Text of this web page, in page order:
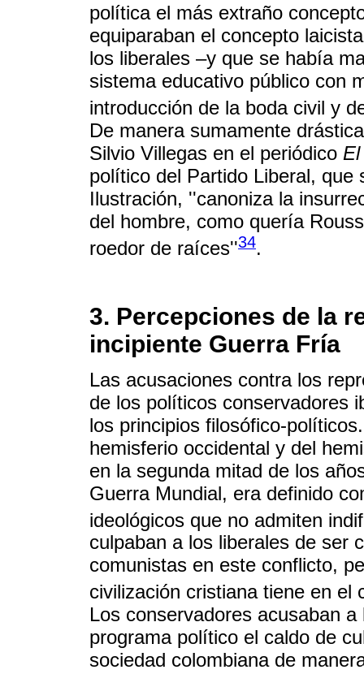
política el más extraño
equiparaban el concepto
los liberales –y que se había
sistema educativo público con
introducción de la boda civil y
De manera sumamente
Silvio Villegas en el periódico
político del Partido Liberal,
Ilustración, ''canoniza la
del hombre, como quería
roedor de raíces''34.
3. Percepciones de la
incipiente Guerra Fría
Las acusaciones contra los
de los políticos conservadores
los principios filosófico-
hemisferio occidental y del
en la segunda mitad de los
Guerra Mundial, era definido
ideológicos que no admiten
culpaban a los liberales de ser
comunistas en este conflicto,
civilización cristiana tiene en el
Los conservadores acusaban
programa político el caldo de
sociedad colombiana de